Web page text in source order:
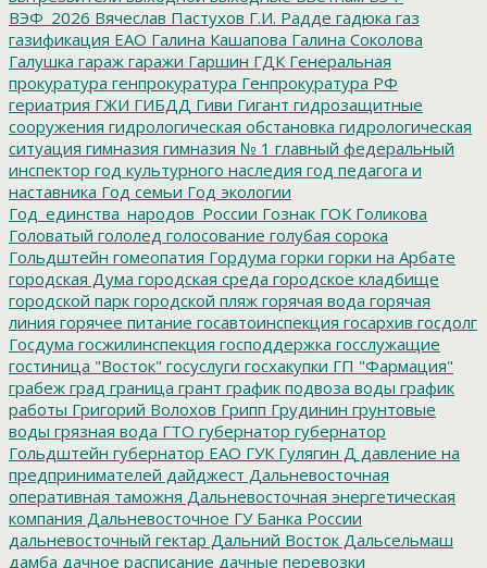
ВЭФ_2026 Вячеслав Пастухов Г.И. Радде гадюка газ
газификация ЕАО Галина Кашапова Галина Соколова
Галушка гараж гаражи Гаршин ГДК Генеральная
прокуратура генпрокуратура Генпрокуратура РФ
гериатрия ГЖИ ГИБДД Гиви Гигант гидрозащитные
сооружения гидрологическая обстановка гидрологическая
ситуация гимназия гимназия № 1 главный федеральный
инспектор год культурного наследия год педагога и
наставника Год семьи Год экологии
Год_единства_народов_России Гознак ГОК Голикова
Головатый гололед голосование голубая сорока
Гольдштейн гомеопатия Гордума горки горки на Арбате
городская Дума городская среда городское кладбище
городской парк городской пляж горячая вода горячая
линия горячее питание госавтоинспекция госархив госдолг
Госдума госжилинспекция господдержка госслужащие
гостиница "Восток" госуслуги госхакупки ГП "Фармация"
грабеж град граница грант график подвоза воды график
работы Григорий Волохов Грипп Грудинин грунтовые
воды грязная вода ГТО губернатор губернатор
Гольдштейн губернатор ЕАО ГУК Гулягин Д давление на
предпринимателей дайджест Дальневосточная
оперативная таможня Дальневосточная энергетическая
компания Дальневосточное ГУ Банка России
дальневосточный гектар Дальний Восток Дальсельмаш
дамба дачное расписание дачные перевозки